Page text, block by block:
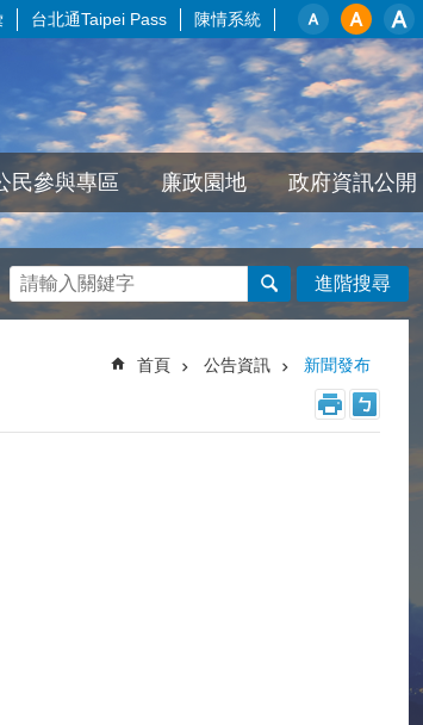
台北通Taipei Pass 陳情系統
民參與專區 廉政園地 政府資訊公開
進階搜尋
首頁 公告資訊 新聞發布